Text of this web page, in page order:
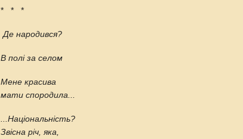
* * *
Де народився?
В полі за селом
Мене красива
мати спородила...
...Національність?
Звісна річ, яка,